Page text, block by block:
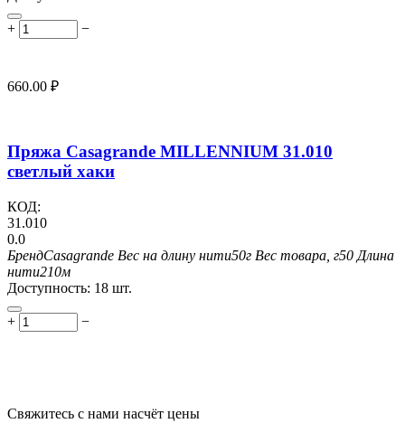
+ −
660.00 ₽
Пряжа Casagrande MILLENNIUM 31.010
светлый хаки
КОД:
31.010
0.0
БрендCasagrande Вес на длину нити50г Вес товара, г50 Длина
нити210м
Доступность: 18 шт.
+ −
Свяжитесь с нами насчёт цены